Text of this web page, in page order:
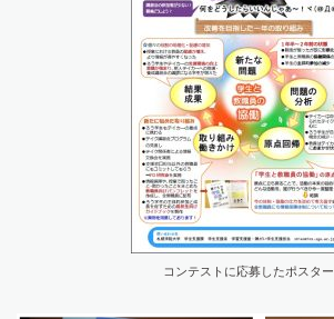
コンテストに応募したポスター